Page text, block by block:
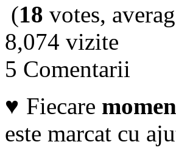
(18 votes,
8,074 vizite
5 Comentarii
♥ Fiecare
este marcat cu